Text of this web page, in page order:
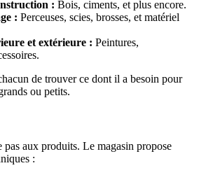
: Bois, ciments, et plus encore.
: Perceuses, scies, brosses, et matériel
et extérieure : Peintures,
de trouver ce dont il a besoin pour
ou petits.
aux produits. Le magasin propose
: